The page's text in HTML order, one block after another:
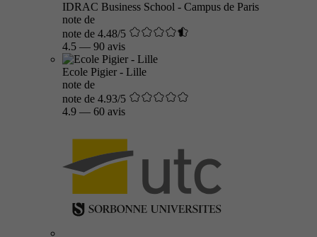
IDRAC Business School - Campus de Paris
note de
note de 4.48/5
4.5 — 90 avis
Ecole Pigier - Lille
note de
note de 4.93/5
4.9 — 60 avis